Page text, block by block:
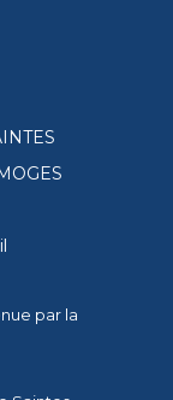
par la